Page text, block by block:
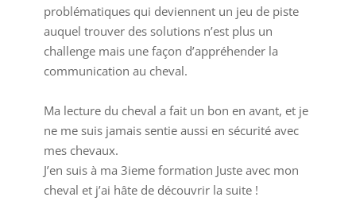
problématiques qui deviennent un jeu de piste
auquel trouver des solutions n’est plus un
challenge mais une façon d’appréhender la
communication au cheval.
Ma lecture du cheval a fait un bon en avant, et je
ne me suis jamais sentie aussi en sécurité avec
mes chevaux.
J’en suis à ma 3ieme formation Juste avec mon
cheval et j’ai hâte de découvrir la suite !